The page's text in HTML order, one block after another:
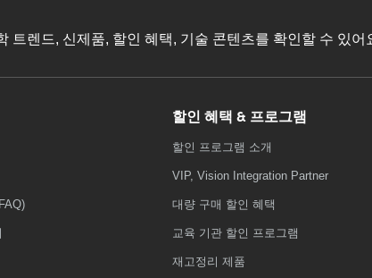
트렌드, 신제품, 할인 혜택, 기술 콘텐츠를 확인할 수 있어
할인 혜택 & 프로그램
할인 프로그램 소개
VIP, Vision Integration Partner
대량 구매 할인 혜택
교육 기관 할인 프로그램
재고정리 제품